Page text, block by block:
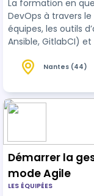
La formation en
DevOps à travers
équipes, les outils
Ansible, GitlabCI) et
Répartition : >
distance, avec un
pédagogique
Nantes (44)
Démarrer la
mode Agile
LES ÉQUIPÉES